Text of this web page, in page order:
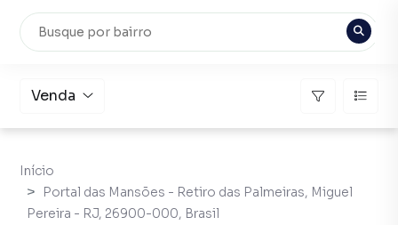
Venda
Início
Portal das Mansões - Retiro das Palmeiras, Miguel
Pereira - RJ, 26900-000, Brasil